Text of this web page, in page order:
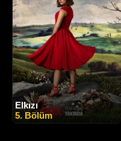
Elkızı
5. Bölüm